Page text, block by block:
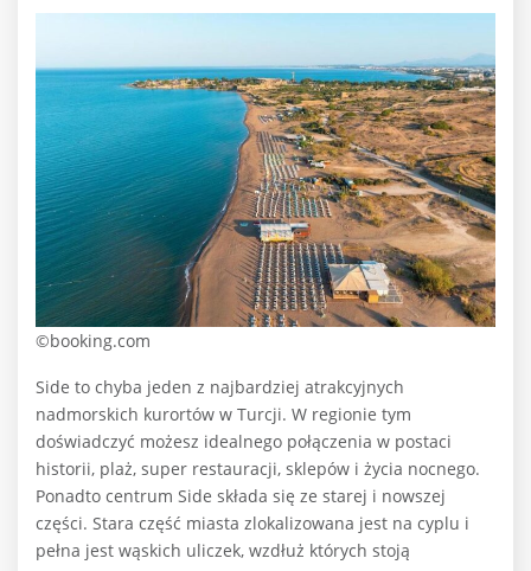
©booking.com
Side to chyba jeden z najbardziej atrakcyjnych
nadmorskich kurortów w Turcji. W regionie tym
doświadczyć możesz idealnego połączenia w postaci
historii, plaż, super restauracji, sklepów i życia nocnego.
Ponadto centrum Side składa się ze starej i nowszej
części. Stara część miasta zlokalizowana jest na cyplu i
pełna jest wąskich uliczek, wzdłuż których stoją